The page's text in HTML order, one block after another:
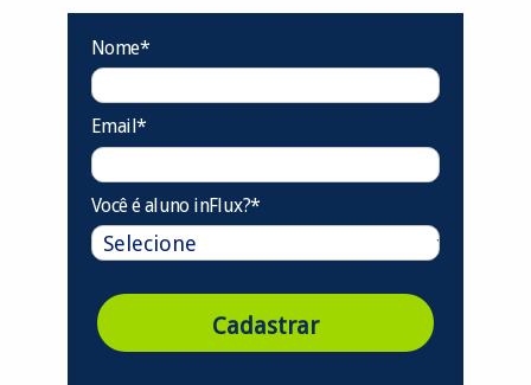
Nome*
Email*
Você é aluno inFlux?*
Cadastrar